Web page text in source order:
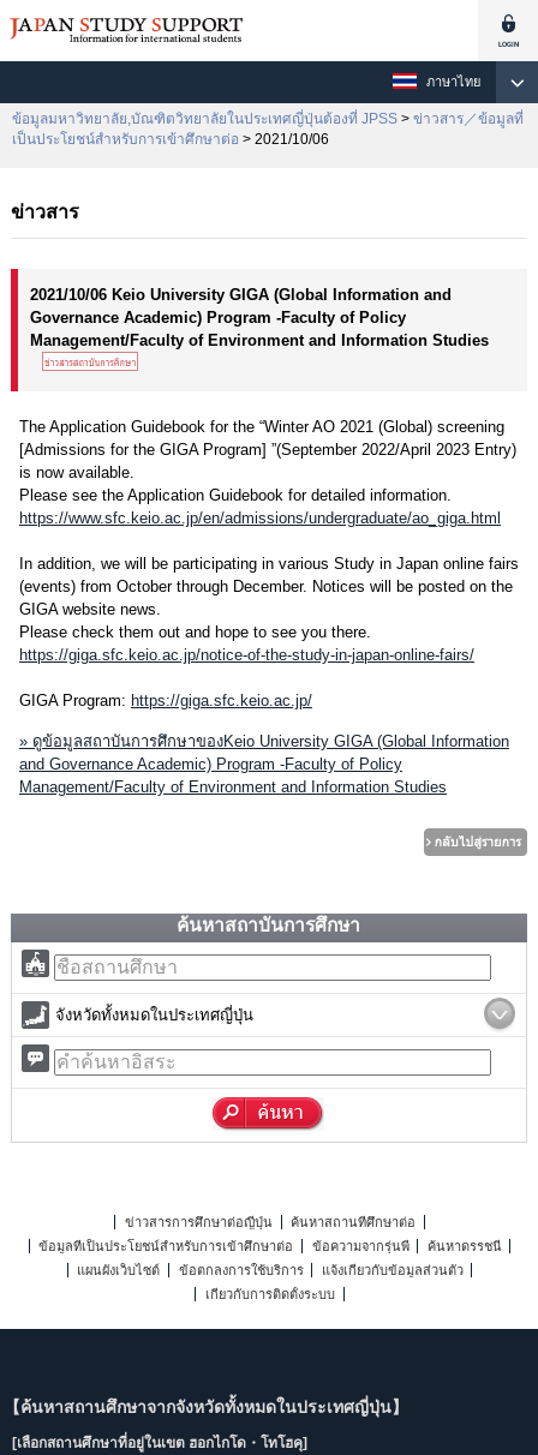
ภาษาไทย
ข้อมูลมหาวิทยาลัย,บัณฑิตวิทยาลัยในประเทศญี่ปุ่นต้องที่ JPSS > ข่าวสาร／ข้อมูลที่
เป็นประโยชน์สำหรับการเข้าศึกษาต่อ > 2021/10/06
ข่าวสาร
2021/10/06 Keio University GIGA (Global Information and
Governance Academic) Program -Faculty of Policy
Management/Faculty of Environment and Information Studies
The Application Guidebook for the “Winter AO 2021 (Global) screening
[Admissions for the GIGA Program] ”(September 2022/April 2023 Entry)
is now available.
Please see the Application Guidebook for detailed information.
https://www.sfc.keio.ac.jp/en/admissions/undergraduate/ao_giga.html
In addition, we will be participating in various Study in Japan online fairs
(events) from October through December. Notices will be posted on the
GIGA website news.
Please check them out and hope to see you there.
https://giga.sfc.keio.ac.jp/notice-of-the-study-in-japan-online-fairs/
GIGA Program: https://giga.sfc.keio.ac.jp/
» ดูข้อมูลสถาบันการศึกษาของKeio University GIGA (Global Information
and Governance Academic) Program -Faculty of Policy
Management/Faculty of Environment and Information Studies
ค้นหาสถาบันการศึกษา
จังหวัดทั้งหมดในประเทศญี่ปุ่น
ข่าวสารการศึกษาต่อญี่ปุ่น
ค้นหาสถานที่ศึกษาต่อ
ข้อมูลที่เป็นประโยชน์สำหรับการเข้าศึกษาต่อ
ข้อความจากรุ่นพี่
ค้นหาดรรชนี
แผนผังเว็บไซต์
ข้อตกลงการใช้บริการ
แจ้งเกี่ยวกับข้อมูลส่วนตัว
เกี่ยวกับการติดตั้งระบบ
【ค้นหาสถานศึกษาจากจังหวัดทั้งหมดในประเทศญี่ปุ่น】
[เลือกสถานศึกษาที่อยู่ในเขต ฮอกไกโด・โทโฮคุ]